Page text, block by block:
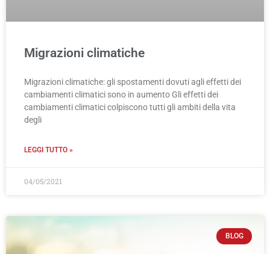
Migrazioni climatiche
Migrazioni climatiche: gli spostamenti dovuti agli effetti dei
cambiamenti climatici sono in aumento Gli effetti dei
cambiamenti climatici colpiscono tutti gli ambiti della vita
degli
LEGGI TUTTO »
04/05/2021
BLOG